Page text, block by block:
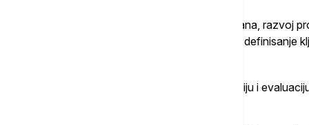
Aktivnosti obuhvataju izradu marketing plana, razvoj
rešenja na srpskom i engleskom jeziku, uz definisanje
Završna faza projekta predviđa prezentaciju i